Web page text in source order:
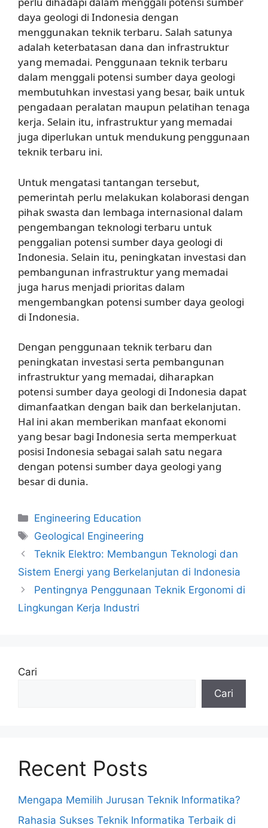
daya geologi di Indonesia dengan
menggunakan teknik terbaru. Salah satunya
adalah keterbatasan dana dan infrastruktur
yang memadai. Penggunaan teknik terbaru
dalam menggali potensi sumber daya geologi
membutuhkan investasi yang besar, baik untuk
pengadaan peralatan maupun pelatihan tenaga
kerja. Selain itu, infrastruktur yang memadai
juga diperlukan untuk mendukung penggunaan
teknik terbaru ini.
Untuk mengatasi tantangan tersebut,
pemerintah perlu melakukan kolaborasi dengan
pihak swasta dan lembaga internasional dalam
pengembangan teknologi terbaru untuk
penggalian potensi sumber daya geologi di
Indonesia. Selain itu, peningkatan investasi dan
pembangunan infrastruktur yang memadai
juga harus menjadi prioritas dalam
mengembangkan potensi sumber daya geologi
di Indonesia.
Dengan penggunaan teknik terbaru dan
peningkatan investasi serta pembangunan
infrastruktur yang memadai, diharapkan
potensi sumber daya geologi di Indonesia dapat
dimanfaatkan dengan baik dan berkelanjutan.
Hal ini akan memberikan manfaat ekonomi
yang besar bagi Indonesia serta memperkuat
posisi Indonesia sebagai salah satu negara
dengan potensi sumber daya geologi yang
besar di dunia.
Kategori
Engineering Education
Tag
Geological Engineering
Teknik Elektro: Membangun Teknologi dan
Sistem Energi yang Berkelanjutan di Indonesia
Pentingnya Penggunaan Teknik Ergonomi di
Lingkungan Kerja Industri
Cari
Cari
Recent Posts
Mengapa Memilih Jurusan Teknik Informatika?
Rahasia Sukses Teknik Informatika Terbaik di